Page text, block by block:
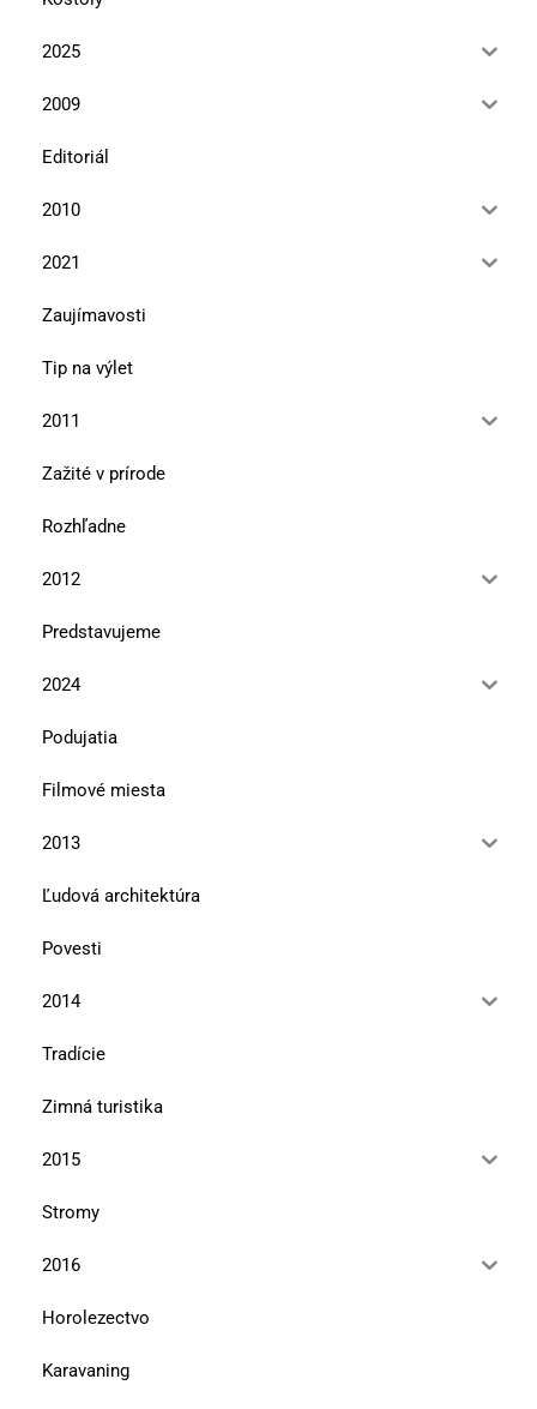
2025
2009
Editoriál
2010
2021
Zaujímavosti
Tip na výlet
2011
Zažité v prírode
Rozhľadne
2012
Predstavujeme
2024
Podujatia
Filmové miesta
2013
Ľudová architektúra
Povesti
2014
Tradície
Zimná turistika
2015
Stromy
2016
Horolezectvo
Karavaning